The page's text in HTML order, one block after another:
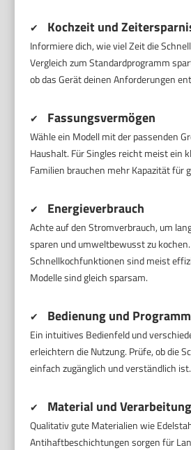
✔ Kochzeit und
Informiere dich, wie viel Zeit die
Vergleich zum Standardprogramm
ob das Gerät deinen Anforderungen
✔ Fassungsvermögen
Wähle ein Modell mit der passenden
Haushalt. Für Singles reicht meist ein
Familien brauchen mehr Kapazität für
✔ Energieverbrauch
Achte auf den Stromverbrauch, um
sparen und umweltbewusst zu kochen.
Schnellkochfunktionen sind meist
Modelle sind gleich sparsam.
✔ Bedienung und
Ein intuitives Bedienfeld und
erleichtern die Nutzung. Prüfe, ob die
einfach zugänglich und verständlich ist.
✔ Material und Verarbeitung
Qualitativ gute Materialien wie
Antihaftbeschichtungen sorgen für